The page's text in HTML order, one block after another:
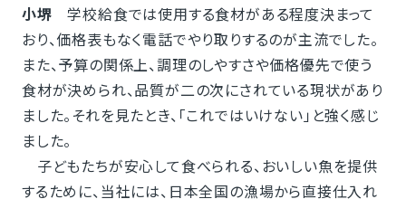
小堺 学校給食では使用する食材がある程度決まって
おり、価格表もなく電話でやり取りするのが主流でした。
また、予算の関係上、調理のしやすさや価格優先で使う
食材が決められ、品質が二の次にされている現状があり
ました。それを見たとき、「これではいけない」と強く感じ
ました。
子どもたちが安心して食べられる、おいしい魚を提供
するために、当社には、日本全国の漁場から直接仕入れ